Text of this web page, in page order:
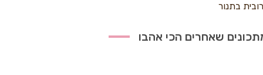
בתנור
שאחרים הכי אהבו